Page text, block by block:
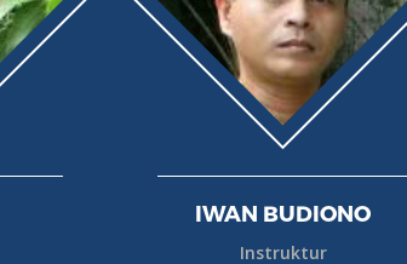
IWAN BUDIONO
Instruktur